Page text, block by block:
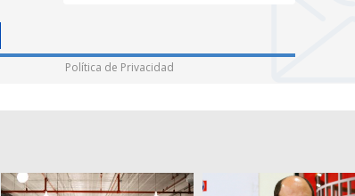
Política de Privacidad